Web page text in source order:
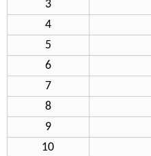
3
4
5
6
7
8
9
10